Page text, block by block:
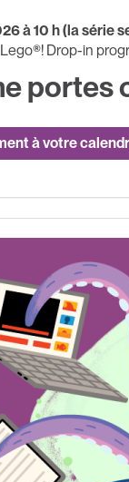
à 10 h (la série
Drop-in
portes
à votre